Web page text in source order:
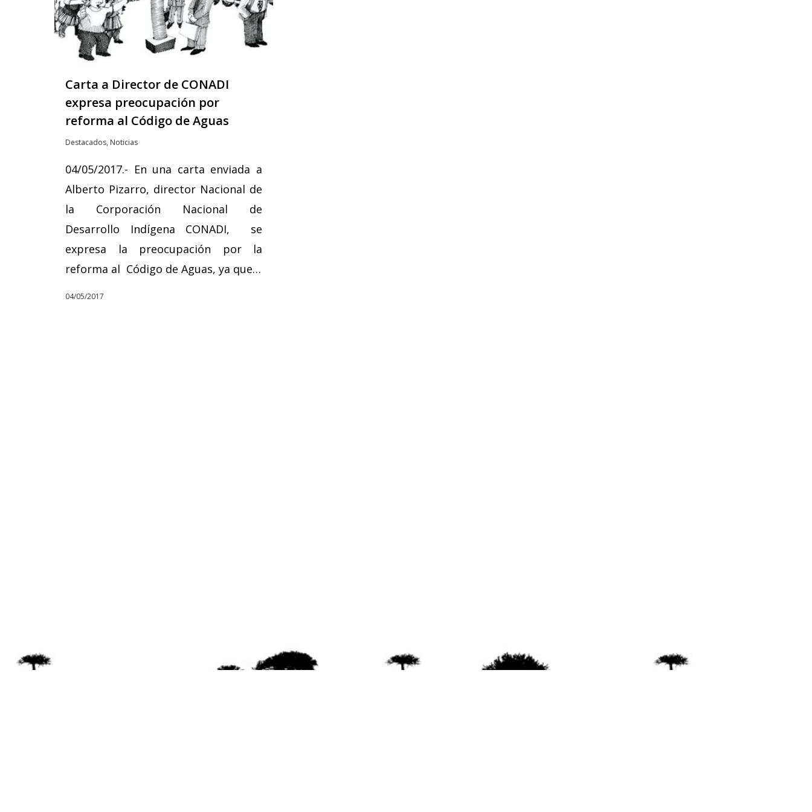
Carta a Director de CONADI
expresa preocupación por
reforma al Código de Aguas
Destacados, Noticias
04/05/2017.- En una carta enviada a
Alberto Pizarro, director Nacional de
la Corporación Nacional de
Desarrollo Indígena CONADI, se
expresa la preocupación por la
reforma al Código de Aguas, ya que…
04/05/2017